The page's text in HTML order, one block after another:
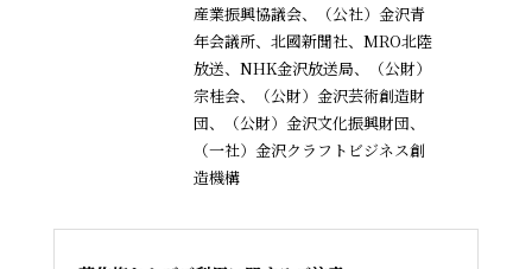
産業振興協議会、
（公社）金沢青
年会議所、北國新聞社、MRO北陸
放送、NHK金沢放送局、（公財）
宗桂会、
（公財）金沢芸術創造財
団、（公財）金沢文化振興財団、
（一社）金沢クラフトビジネス創
造機構